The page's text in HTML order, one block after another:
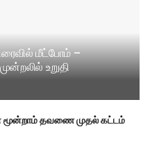
மீட்போம் –
உறுதி
மூன்றாம் தவணை முதல் கட்டம்